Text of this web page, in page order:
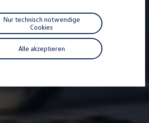
und Ladekabel
für Ihr Modell finden
Apps, Login und Shop
und Fahrzeug verbinden
Alle akzeptieren
Nur technisch notwendige
Cookies